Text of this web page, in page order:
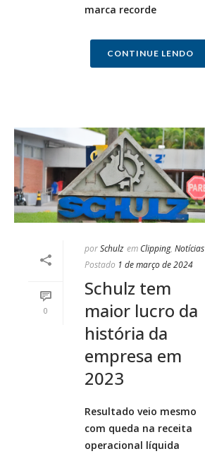
marca recorde
CONTINUE LENDO
0
porSchulz em Clipping, Notícias
Postado 1 de março de 2024
Schulz tem
maior lucro da
história da
empresa em
2023
Resultado veio mesmo
com queda na receita
operacional líquida